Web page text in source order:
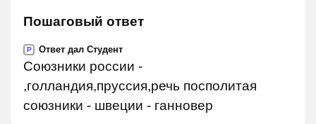
Пошаговый ответ
P Ответ дал Студент
Союзники россии -
,голландия,пруссия,речь посполитая
союзники - швеции - ганновер